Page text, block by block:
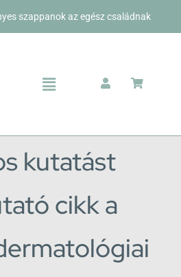
szappanok az egész családnak
Toggle
kutatást
cikk a